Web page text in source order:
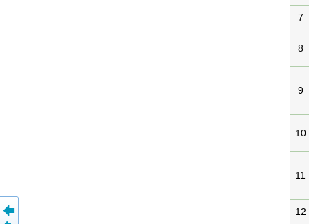
7
8
9
10
11
12